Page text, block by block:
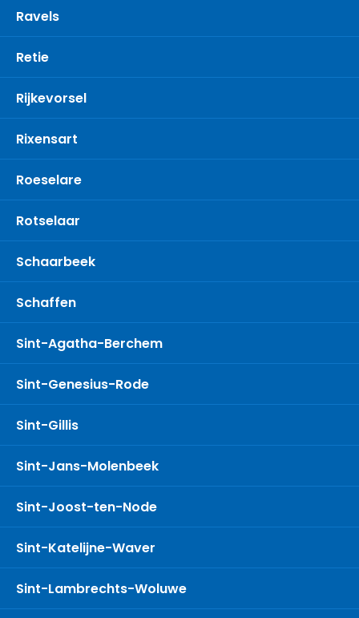
Ravels
Retie
Rijkevorsel
Rixensart
Roeselare
Rotselaar
Schaarbeek
Schaffen
Sint-Agatha-Berchem
Sint-Genesius-Rode
Sint-Gillis
Sint-Jans-Molenbeek
Sint-Joost-ten-Node
Sint-Katelijne-Waver
Sint-Lambrechts-Woluwe